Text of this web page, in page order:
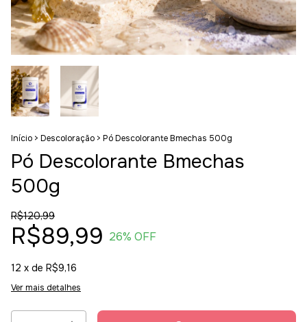
Início > Descoloração > Pó Descolorante Bmechas 500g
Pó Descolorante Bmechas
500g
R$120,99
R$89,99 26% OFF
12 x de R$9,16
Ver mais detalhes